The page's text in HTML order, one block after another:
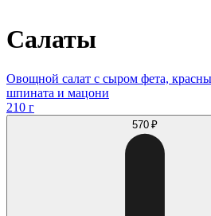
Салаты
Овощной салат с сыром фета,
шпината и мацони
210 г
570 ₽